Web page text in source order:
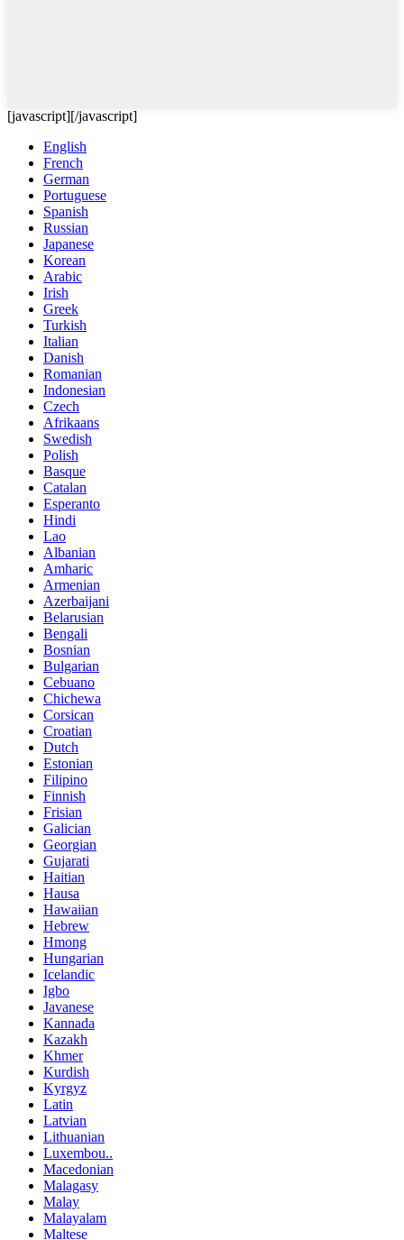
[javascript][/javascript]
English
French
German
Portuguese
Spanish
Russian
Japanese
Korean
Arabic
Irish
Greek
Turkish
Italian
Danish
Romanian
Indonesian
Czech
Afrikaans
Swedish
Polish
Basque
Catalan
Esperanto
Hindi
Lao
Albanian
Amharic
Armenian
Azerbaijani
Belarusian
Bengali
Bosnian
Bulgarian
Cebuano
Chichewa
Corsican
Croatian
Dutch
Estonian
Filipino
Finnish
Frisian
Galician
Georgian
Gujarati
Haitian
Hausa
Hawaiian
Hebrew
Hmong
Hungarian
Icelandic
Igbo
Javanese
Kannada
Kazakh
Khmer
Kurdish
Kyrgyz
Latin
Latvian
Lithuanian
Luxembou..
Macedonian
Malagasy
Malay
Malayalam
Maltese